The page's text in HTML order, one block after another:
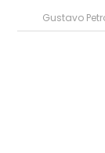
Gustavo